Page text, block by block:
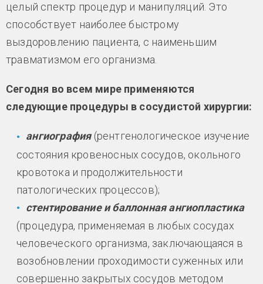
целый спектр процедур и манипуляций. Это
способствует наиболее быстрому
выздоровлению пациента, с наименьшим
травматизмом его организма.
Сегодня во всем мире применяются
следующие процедуры в сосудистой хирургии:
ангиография(рентгенологическое изучение
состояния кровеносных сосудов, окольного
кровотока и продолжительности
патологических процессов);
стентирование и баллонная ангиопластика
(процедура, применяемая в любых сосудах
человеческого организма, заключающаяся в
возобновлении проходимости суженных или
совершенно закрытых сосудов методом